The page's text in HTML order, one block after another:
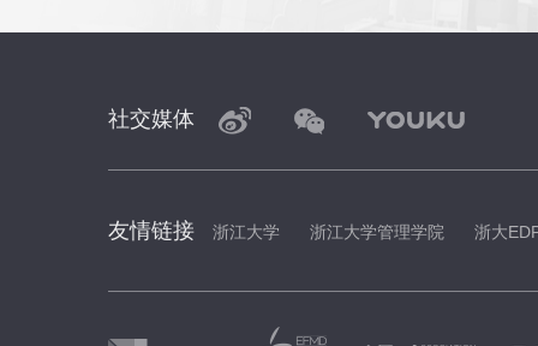
社交媒体
友情链接 浙江大学 浙江大学管理学院 浙大